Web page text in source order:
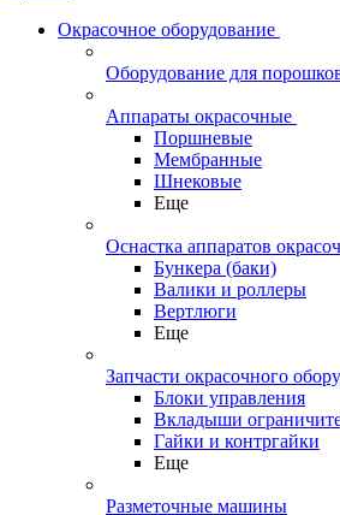
Окрасочное оборудование
Оборудование для
Аппараты окрасочные
Поршневые
Мембранные
Шнековые
Еще
Оснастка аппаратов
Бункера (баки)
Валики и роллеры
Вертлюги
Еще
Запчасти окрасочного
Блоки управления
Вкладыши
Гайки и контргайки
Еще
Разметочные машины